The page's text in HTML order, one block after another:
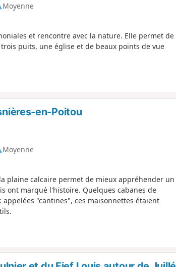
Moyenne
et rencontre avec la nature. Elle permet de
puits, une église et de beaux points de vue
en-Poitou
Moyenne
plaine calcaire permet de mieux appréhender un
ont marqué l'histoire. Quelques cabanes de
"cantines", ces maisonnettes étaient